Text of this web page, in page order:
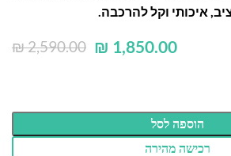
איכותי וקל להרכבה.
₪2,590.00 ₪ 1,850.00
הוספה לסל
רכישה מהירה